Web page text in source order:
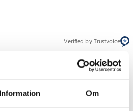
Information Om
70 °C
för utvändig placering på akvarieglas
Verified by Trustvoice